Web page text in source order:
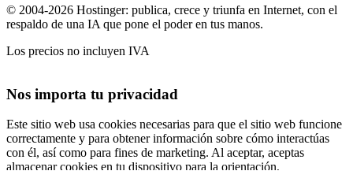
© 2004-2026 Hostinger: publica, crece y triunfa en Internet, con el
respaldo de una IA que pone el poder en tus manos.
Los precios no incluyen IVA
Nos importa tu privacidad
Este sitio web usa cookies necesarias para que el sitio web funcione
correctamente y para obtener información sobre cómo interactúas
con él, así como para fines de marketing. Al aceptar, aceptas
almacenar cookies en tu dispositivo para la orientación,